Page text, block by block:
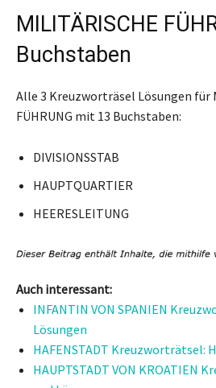
MILITÄRISCHE
Buchstaben
Alle 3 Kreuzworträsel Lösungen für
FÜHRUNG mit 13 Buchstaben:
DIVISIONSSTAB
HAUPTQUARTIER
HEERESLEITUNG
Auch interessant:
INFANTIN VON SPANIEN
Lösungen
HAFENSTADT Kreuzworträtsel:
HAUPTSTADT VON KROATIEN